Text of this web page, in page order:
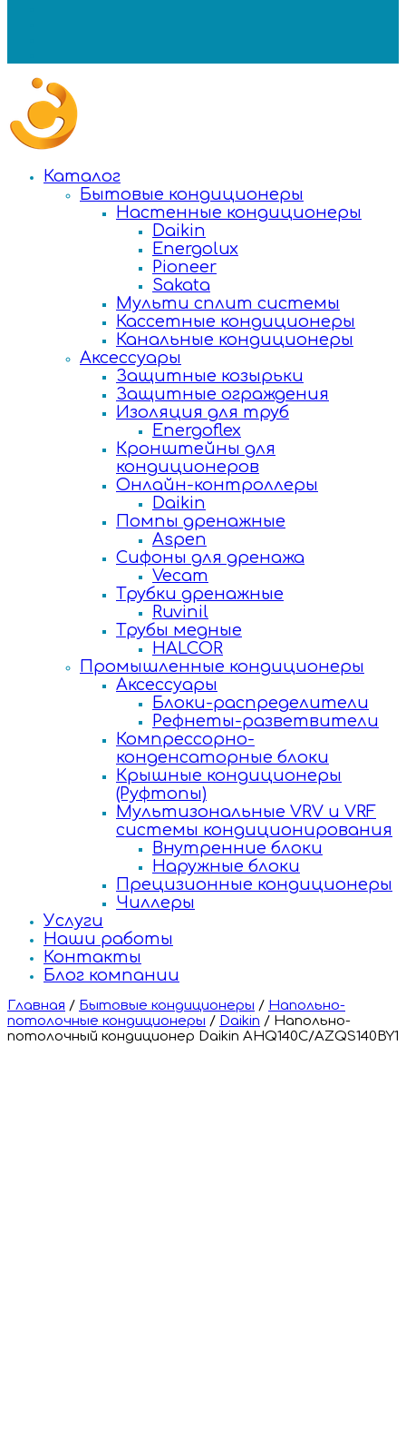
Каталог
Бытовые кондиционеры
Настенные кондиционеры
Daikin
Energolux
Pioneer
Sakata
Мульти сплит системы
Кассетные кондиционеры
Канальные кондиционеры
Аксессуары
Защитные козырьки
Защитные ограждения
Изоляция для труб
Energoflex
Кронштейны для
кондиционеров
Онлайн-контроллеры
Daikin
Помпы дренажные
Aspen
Сифоны для дренажа
Vecam
Трубки дренажные
Ruvinil
Трубы медные
HALCOR
Промышленные кондиционеры
Аксессуары
Блоки-распределители
Рефнеты-разветвители
Компрессорно-
конденсаторные блоки
Крышные кондиционеры
(Руфтопы)
Мультизональные VRV и VRF
системы кондиционирования
Внутренние блоки
Наружные блоки
Прецизионные кондиционеры
Чиллеры
Услуги
Наши работы
Контакты
Блог компании
Главная / Бытовые кондиционеры / Напольно-
потолочные кондиционеры / Daikin / Напольно-
потолочный кондиционер Daikin AHQ140C/AZQS140BY1